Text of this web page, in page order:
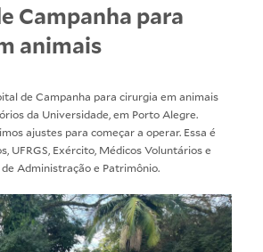
Campanha para
animais
de Campanha para cirurgia em animais
da Universidade, em Porto Alegre.
ajustes para começar a operar. Essa é
UFRGS, Exército, Médicos Voluntários e
Administração e Patrimônio.